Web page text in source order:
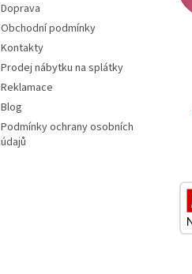
Doprava
Obchodní podmínky
Kontakty
Prodej nábytku na splátky
Reklamace
Blog
Podmínky ochrany osobních
údajů